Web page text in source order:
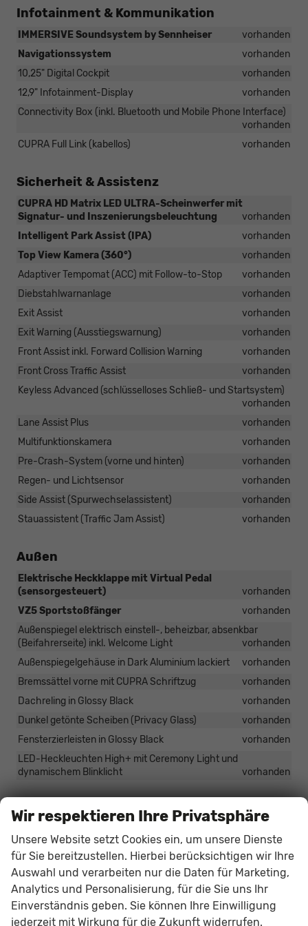
Infotainment & Kommunikation
IMMERSIVE Soundsystem by Sennheiser
vorhanden
Navigationssystem
vorhanden
10,25" Digital Cockpit
vorhanden
12,9" Infotainment-Display
vorhanden
Connectivity Box (inkl. Bluetooth und Mobile Phone Interface)
vorhanden
CUPRA Full Link (kabellos)
vorhanden
Sicherheit & Assistenz
CUPRA HD Matrix LED ULTRA-Scheinwerfer mit
Signatur- und Inszenierungsbeleuchtung
vorhanden
Intelligent Park Assist (IPA)
vorhanden
Top View Kamera (360°)
vorhanden
Adaptiver Tempomat (ACC) mit Follow-to-Stop
vorhanden
Diebstahlwarnanlage
vorhanden
Exit Assist
vorhanden
Exit Warning (Ausstiegswarnung)
vorhanden
Front Assist inkl. Forward Collision Warning
vorhanden
Front Cross Traffic Assist
vorhanden
Keyless Advanced (schlüsselloses Schließ- und Startsystem)
vorhanden
Lane Assist Plus
vorhanden
Multifunktionskamera
vorhanden
Pre-Crash-System (vorne und hinten)
vorhanden
Regen- und Lichtsensor
vorhanden
Side Assist (Spurwechselassistent)
vorhanden
Stauassistent (Traffic Jam Assist)
vorhanden
Außen
Elektrische Heckklappe mit Virtual Pedal
(sensorgesteuert)
vorhanden
VZ5 Sportstoßfänger
vorhanden
Außenspiegel elektrisch einstell-, beheizbar, absenkbar
(Beifahrerseite) inkl. Welcome Light
vorhanden
Außenspiegelgehäuse in Dark Aluminium lackiert
vorhanden
Bremssättel vorne mit CUPRA Schriftzug
vorhanden
Dachreling in Glossy Black
vorhanden
Dunkel getönte Scheiben (Privacy Glass)
vorhanden
Fensterzierleisten in Glossy Black
vorhanden
LED-Heckleuchten High+ mit Ceremony Light und
dynamischem Blinklicht
vorhanden
Räder & Technik
vorhanden
Dynamic Chassis Control (DCC)
vorhanden
XDS elektronische Differenzialsperre (dynamische
Traktionsregelung)
vorhanden
Wir respektieren Ihre Privatsphäre
Unsere Website setzt Cookies ein, um unsere Dienste
für Sie bereitzustellen. Hierbei berücksichtigen wir Ihre
Auswahl und verarbeiten nur die Daten für Marketing,
Analytics und Personalisierung, für die Sie uns Ihr
Einverständnis geben. Sie können Ihre Einwilligung
jederzeit mit Wirkung für die Zukunft widerrufen.